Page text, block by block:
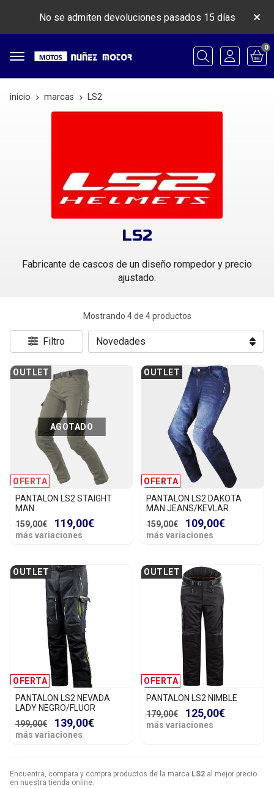
No se admiten devoluciones pasados 15 días
Buscar
0
inicio marcas LS2
LS2
Fabricante de cascos de un diseño rompedor y precio
ajustado.
Encuentra, compara y compra productos de la marca LS2 al mejor precio
en nuestra tienda online.
Mostrando 4 de 4 productos
Filtro
OFERTA
OUTLET
AGOTADO
PANTALON LS2 STAIGHT
MAN
159,00€
119,00€
más variaciones
OFERTA
OUTLET
PANTALON LS2 DAKOTA
MAN JEANS/KEVLAR
159,00€
109,00€
más variaciones
OFERTA
OUTLET
PANTALON LS2 NEVADA
LADY NEGRO/FLUOR
199,00€
139,00€
más variaciones
OFERTA
OUTLET
PANTALON LS2 NIMBLE
179,00€
125,00€
más variaciones